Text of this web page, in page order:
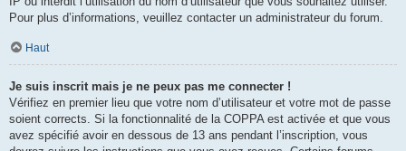
Pour plus d’informations, veuillez contacter un administrateur du forum.
Haut
Je suis inscrit mais je ne peux pas me connecter !
Vérifiez en premier lieu que votre nom d’utilisateur et votre mot de passe
soient corrects. Si la fonctionnalité de la COPPA est activée et que vous
avez spécifié avoir en dessous de 13 ans pendant l’inscription, vous